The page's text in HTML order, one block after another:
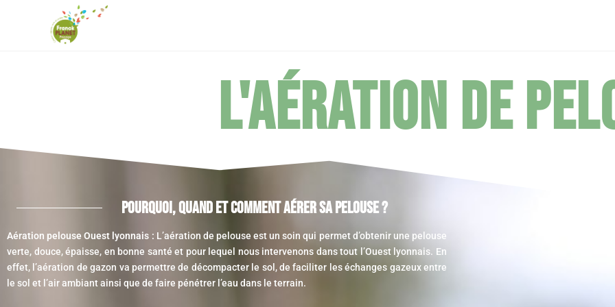
L'aération de
Pourquoi, Quand Et Comment Aérer Sa Pelouse ?
Aération pelouse Ouest lyonnais : L’aération de pelouse est un soin qui permet d’obtenir une pelouse
verte, douce, épaisse, en bonne santé et pour lequel nous intervenons dans tout l’Ouest lyonnais. En
effet, l’aération de gazon va permettre de décompacter le sol, de faciliter les échanges gazeux entre
le sol et l’air ambiant ainsi que de faire pénétrer l’eau dans le terrain.